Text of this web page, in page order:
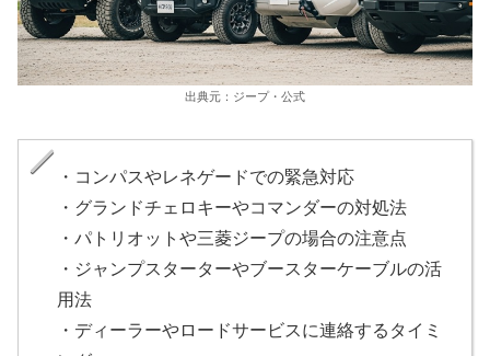
出典元：ジープ・公式
・コンパスやレネゲードでの緊急対応
・グランドチェロキーやコマンダーの対処法
・パトリオットや三菱ジープの場合の注意点
・ジャンプスターターやブースターケーブルの活
用法
・ディーラーやロードサービスに連絡するタイミ